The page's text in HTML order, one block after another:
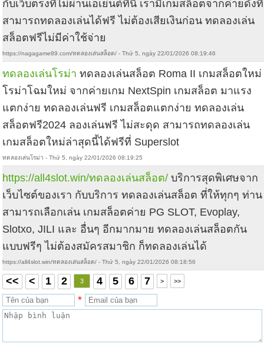
กับเว็บตรงที่ไม่ผ่านเอเย่นต์ที่นี่ เรามีเกมสล็อตจากค่ายดังที่
สามารถทดลองเล่นได้ฟรี ไม่ต้องเสียเงินก่อน ทดลองเล่น
สล็อตฟรีไม่มีค่าใช้จ่าย
https://nagagame89.com/ทดลองเล่นสล็อต/ - Thứ 5, ngày 22/01/2026 08:19:46
ทดลองเล่นโรม่า ทดลองเล่นสล็อต Roma II เกมสล็อตใหม่
โรม่าโฉมใหม่ จากค่ายเกม NextSpin เกมสล็อต มาแรง
แตกง่าย ทดลองเล่นฟรี เกมสล็อตแตกง่าย ทดลองเล่น
สล็อตฟรี2024 ลองเล่นฟรี ไม่สะดุด สามารถทดลองเล่น
เกมสล็อตใหม่ล่าสุดนี้ได้ฟรีที่ Superslot
ทดลองเล่นโรม่า - Thứ 5, ngày 22/01/2026 08:19:25
https://all4slot.win/ทดลองเล่นสล็อต/ บริการสุดพิเศษจาก
เว็บไซต์ของเรา กับบริการ ทดลองเล่นสล็อต ที่ให้ทุกๆ ท่าน
สามารถเลือกเล่น เกมสล็อตค่าย PG SLOT, Evoplay,
Slotxo, JILI และ อื่นๆ อีกมากมาย ทดลองเล่นสล็อตกัน
แบบฟรีๆ ไม่ต้องสมัครสมาชิก ก็ทดลองเล่นได้
https://all4slot.win/ทดลองเล่นสล็อต/ - Thứ 5, ngày 22/01/2026 08:18:56
<< < 1 2 3 4 5 6 7 > >>
*